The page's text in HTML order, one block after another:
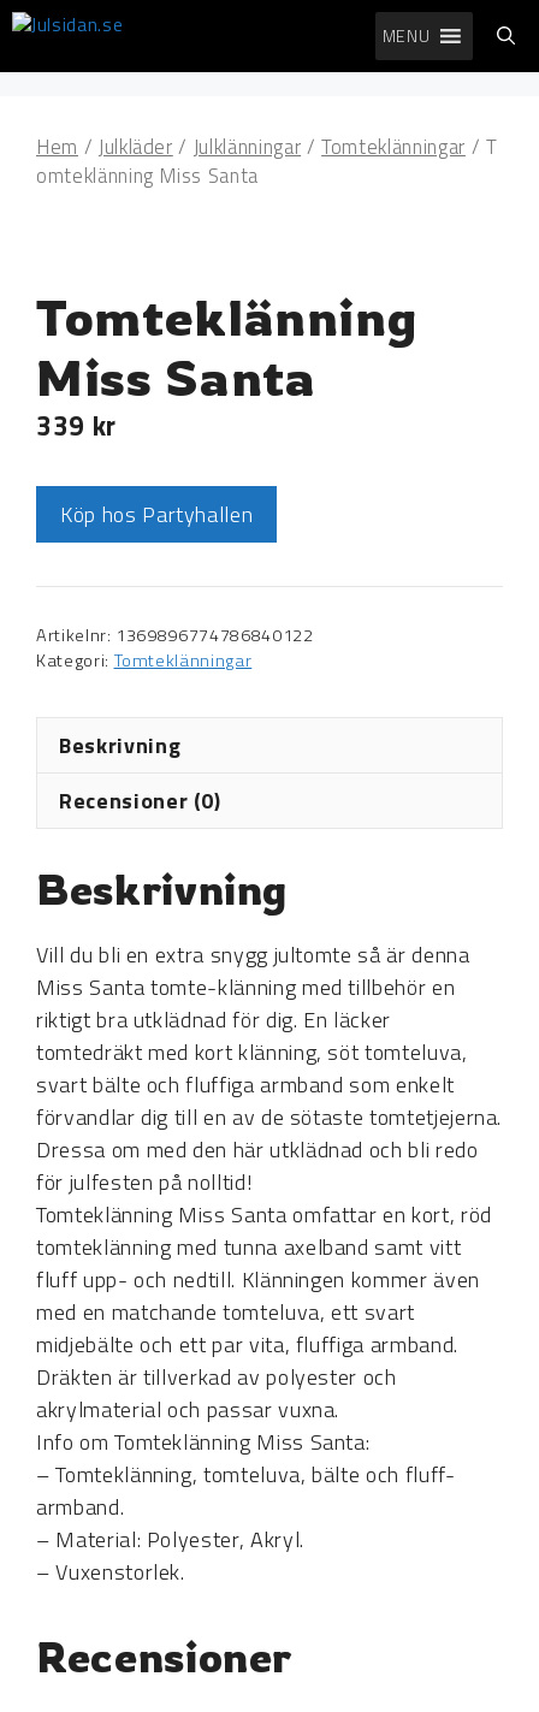
Hoppa
innehåll
MENU
Hem / Julkläder / Julklänningar /Tomteklänningar / T
omteklänning Miss Santa
Tomteklänning
Miss Santa
339 kr
Köp hos Partyhallen
Artikelnr: 1369896774786840122
Kategori: Tomteklänningar
Beskrivning
Recensioner (0)
Beskrivning
Vill du bli en extra snygg jultomte så är denna
Miss Santa tomte-klänning med tillbehör en
riktigt bra utklädnad för dig. En läcker
tomtedräkt med kort klänning, söt tomteluva,
svart bälte och fluffiga armband som enkelt
förvandlar dig till en av de sötaste tomtetjejerna.
Dressa om med den här utklädnad och bli redo
för julfesten på nolltid!
Tomteklänning Miss Santa omfattar en kort, röd
tomteklänning med tunna axelband samt vitt
fluff upp- och nedtill. Klänningen kommer även
med en matchande tomteluva, ett svart
midjebälte och ett par vita, fluffiga armband.
Dräkten är tillverkad av polyester och
akrylmaterial och passar vuxna.
Info om Tomteklänning Miss Santa:
– Tomteklänning, tomteluva, bälte och fluff-
armband.
– Material: Polyester, Akryl.
– Vuxenstorlek.
Recensioner